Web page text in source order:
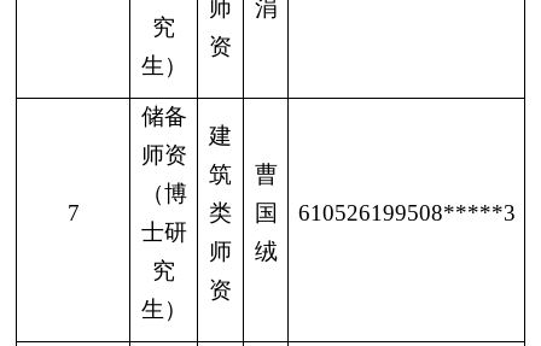
究
生）
师
资
涓
7
储备
师资
（博
士研
究
生）
建
筑
类
师
资
曹
国
绒
610526199508*****3